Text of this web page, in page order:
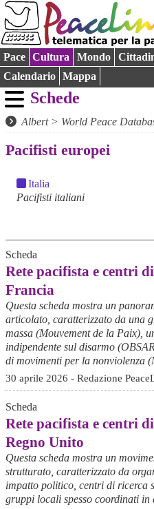
Pace Cultura Mondo
Calendario
Mappa
Schede
Albert> World Peace
Pacifisti europei
Italia
Pacifisti italiani
Scheda
Rete pacifista e centri
Francia
Questa scheda mostra un
articolato, caratterizzato da una
massa (Mouvement de la Paix),
indipendente sul disarmo
di movimenti per la nonviolenza
30 aprile 2026 - Redazione
Scheda
Rete pacifista e centri
Regno Unito
Questa scheda mostra un
strutturato, caratterizzato da
impatto politico, centri di ricerca
gruppi locali spesso coordinati in